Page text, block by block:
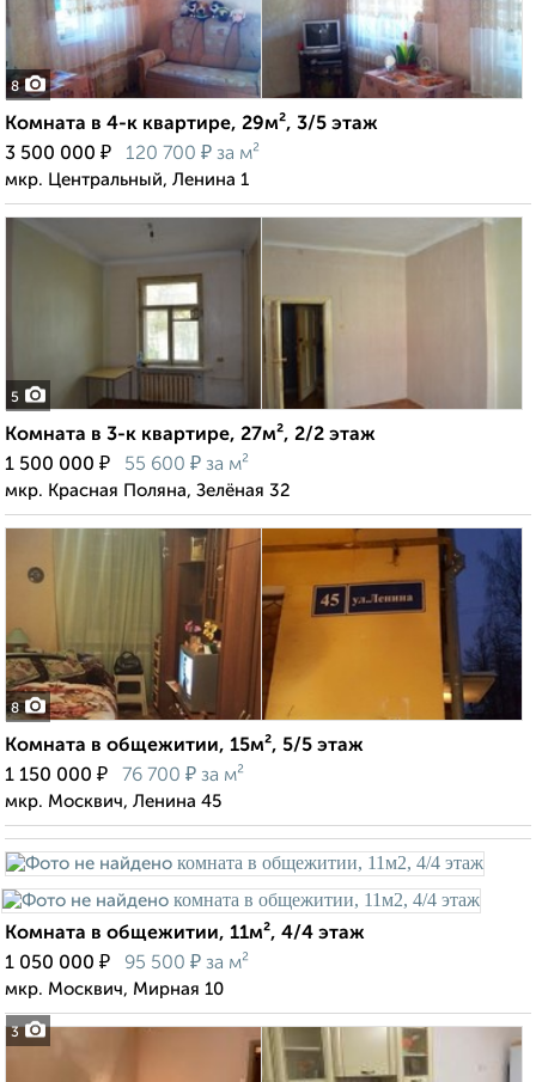
8
Комната в 4-к квартире, 29м², 3/5 этаж
3 500 000 ₽ 120 700 ₽ за м²
мкр. Центральный, Ленина 1
5
Комната в 3-к квартире, 27м², 2/2 этаж
1 500 000 ₽ 55 600 ₽ за м²
мкр. Красная Поляна, Зелёная 32
8
Комната в общежитии, 15м², 5/5 этаж
1 150 000 ₽ 76 700 ₽ за м²
мкр. Москвич, Ленина 45
3
Комната в общежитии, 11м², 4/4 этаж
1 050 000 ₽ 95 500 ₽ за м²
мкр. Москвич, Мирная 10